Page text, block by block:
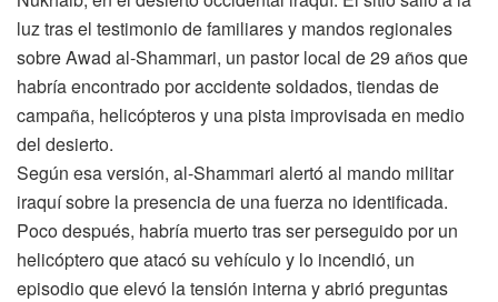
luz tras el testimonio de familiares y mandos regionales
sobre Awad al-Shammari, un pastor local de 29 años que
habría encontrado por accidente soldados, tiendas de
campaña, helicópteros y una pista improvisada en medio
del desierto.
Según esa versión, al-Shammari alertó al mando militar
iraquí sobre la presencia de una fuerza no identificada.
Poco después, habría muerto tras ser perseguido por un
helicóptero que atacó su vehículo y lo incendió, un
episodio que elevó la tensión interna y abrió preguntas